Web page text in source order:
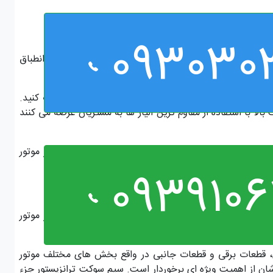
بندی را بر اساس رنگ های سیم های سوکت رو به رو انطباق
داشت.
با کیفیت ترین نوع محصول موجود در بازار را انتخاب کنید.
استفاده از مقاوم ترین آلیاژ ها به مشتریان عرضه می کنند
که به آن اصطلاحا سیم رابط گفته می شود. این بخش از موتور
که به آن اصطلاحا سیم رابط گفته می شود. این بخش از موتور
قطعات برقی و قطعات جانبی در واقع بخش های مختلف موتور
اهمیت ویژه ای برخوردار است. سیم سوکت ترانزیستور جزء